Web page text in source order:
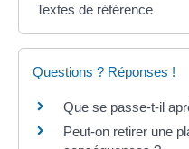
Textes de référence
Questions ? Réponses !
Que se passe-t-il
Peut-on retirer une